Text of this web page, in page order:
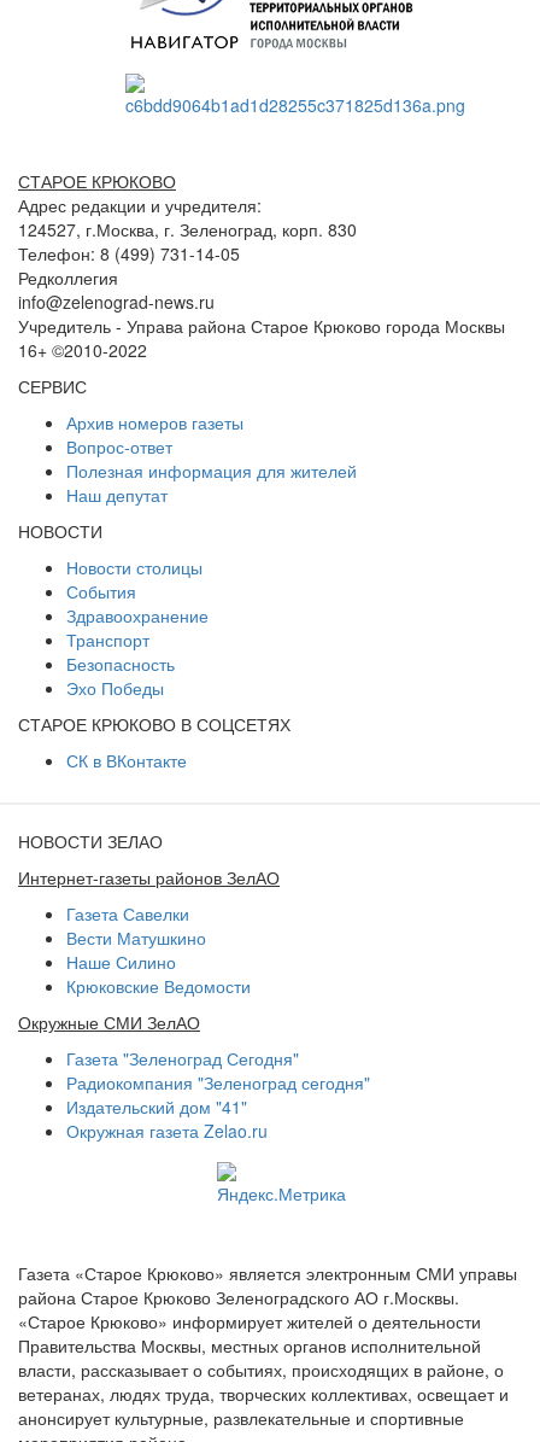
СТАРОЕ КРЮКОВО
Адрес редакции и учредителя:
124527, г.Москва, г. Зеленоград, корп. 830
Телефон: 8 (499) 731-14-05
Редколлегия
info@zelenograd-news.ru
Учредитель - Управа района Старое Крюково города Москвы
16+ ©2010-2022
СЕРВИС
Архив номеров газеты
Вопрос-ответ
Полезная информация для жителей
Наш депутат
НОВОСТИ
Новости столицы
События
Здравоохранение
Транспорт
Безопасность
Эхо Победы
СТАРОЕ КРЮКОВО В СОЦСЕТЯХ
СК в ВКонтакте
НОВОСТИ ЗЕЛАО
Интернет-газеты районов ЗелАО
Газета Савелки
Вести Матушкино
Наше Силино
Крюковские Ведомости
Окружные СМИ ЗелАО
Газета "Зеленоград Сегодня"
Радиокомпания "Зеленоград сегодня"
Издательский дом "41"
Окружная газета Zelao.ru
Газета «Старое Крюково» является электронным СМИ управы
района Старое Крюково Зеленоградского АО г.Москвы.
«Старое Крюково» информирует жителей о деятельности
Правительства Москвы, местных органов исполнительной
власти, рассказывает о событиях, происходящих в районе, о
ветеранах, людях труда, творческих коллективах, освещает и
анонсирует культурные, развлекательные и спортивные